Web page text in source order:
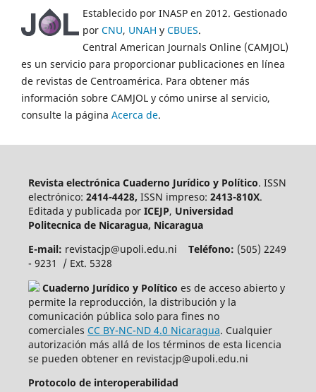
Establecido por INASP en 2012. Gestionado
por CNU, UNAH y CBUES.
Central American Journals Online (CAMJOL)
es un servicio para proporcionar publicaciones en línea
de revistas de Centroamérica. Para obtener más
información sobre CAMJOL y cómo unirse al servicio,
consulte la página Acerca de.
Revista electrónica Cuaderno Jurídico y Político. ISSN
electrónico: 2414-4428, ISSN impreso: 2413-810X.
Editada y publicada por ICEJP, Universidad
Politecnica de Nicaragua, Nicaragua
E-mail: revistacjp@upoli.edu.ni Teléfono: (505) 2249
- 9231 / Ext. 5328
Cuaderno Jurídico y Político es de acceso abierto y
permite la reproducción, la distribución y la
comunicación pública solo para fines no
comerciales CC BY-NC-ND 4.0 Nicaragua. Cualquier
autorización más allá de los términos de esta licencia
se pueden obtener en revistacjp@upoli.edu.ni
Protocolo de interoperabilidad